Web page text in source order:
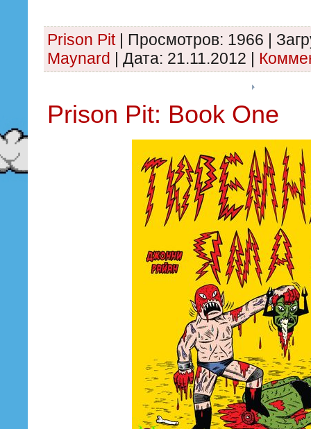
Prison Pit| Просмотров: 1966 |
Maynard | Дата: 21.11.2012 |
Prison Pit: Book One